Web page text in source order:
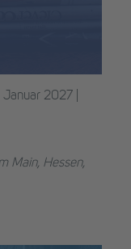
Januar 2027 |
Main, Hessen,